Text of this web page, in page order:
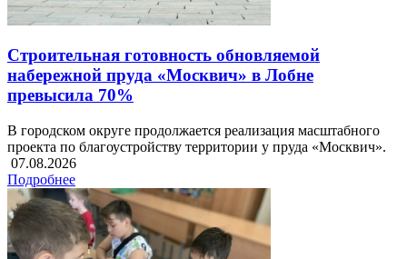
Строительная готовность обновляемой
набережной пруда «Москвич» в Лобне
превысила 70%
В городском округе продолжается реализация масштабного
проекта по благоустройству территории у пруда «Москвич».
07.08.2026
Подробнее